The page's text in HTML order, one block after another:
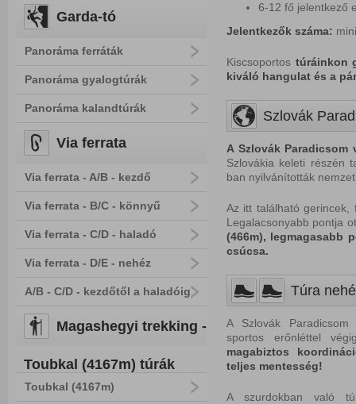
Garda-tó
Panoráma ferráták
Panoráma gyalogtúrák
Panoráma kalandtúrák
Via ferrata
Via ferrata - A/B - kezdő
Via ferrata - B/C - könnyű
Via ferrata - C/D - haladó
Via ferrata - D/E - nehéz
A/B - C/D - kezdőtől a haladóig
Magashegyi trekking -
Toubkal (4167m) túrák
Toubkal (4167m)
6-12 fő jelentkező
Jelentkezők száma:
Kiscsoportos túráinkon
kiváló hangulat és a
Szlovák
A Szlovák Paradicsom
Szlovákia keleti részén
ban nyilvánították
Az itt található gerincek,
Legalacsonyabb pontja
(466m), legmagasabb
csúcsa.
Túra
A Szlovák
sportos erőnléttel
magabiztos
teljes mentesség!
A szurdokban való